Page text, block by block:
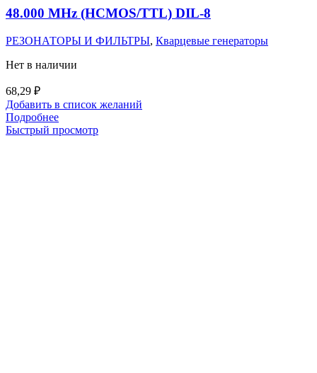
48.000 MHz (HCMOS/TTL) DIL-8
РЕЗОНАТОРЫ И ФИЛЬТРЫ, Кварцевые генераторы
Нет в наличии
68,29 ₽
Добавить в список желаний
Подробнее
Быстрый просмотр